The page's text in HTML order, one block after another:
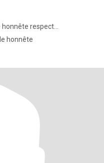
respect…
honnête